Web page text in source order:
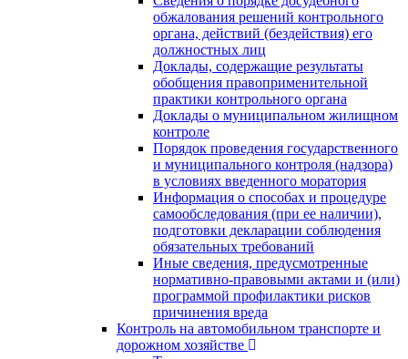
обжалования решений контрольного
органа, действий (бездействия) его
должностных лиц
Доклады, содержащие результаты
обобщения правоприменительной
практики контрольного органа
Доклады о муниципальном жилищном
контроле
Порядок проведения государственного
и муниципального контроля (надзора)
в условиях введенного моратория
Информация о способах и процедуре
самообследования (при ее наличии),
подготовки декларации соблюдения
обязательных требований
Иные сведения, предусмотренные
нормативно-правовыми актами и (или)
программой профилактики рисков
причинения вреда
Контроль на автомобильном транспорте и
дорожном хозяйстве